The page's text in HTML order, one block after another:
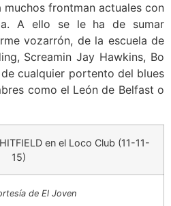
muchos frontman actuales con
A ello se le ha de sumar
vozarrón, de la escuela de
Screamin Jay Hawkins, Bo
cualquier portento del blues
como el León de Belfast o
de El Joven